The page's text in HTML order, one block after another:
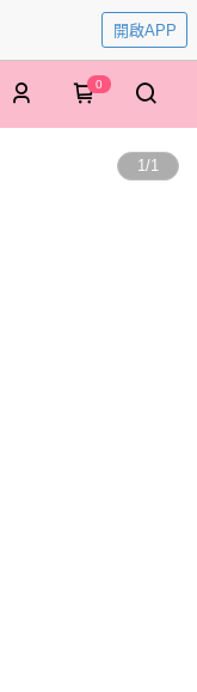
開啟APP
0
1/1